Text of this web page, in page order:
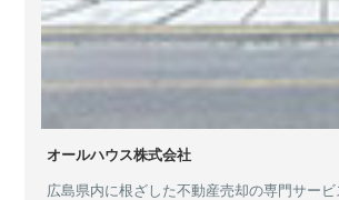
オールハウス株式会社
広島県内に根ざした不動産売却の専門サービ